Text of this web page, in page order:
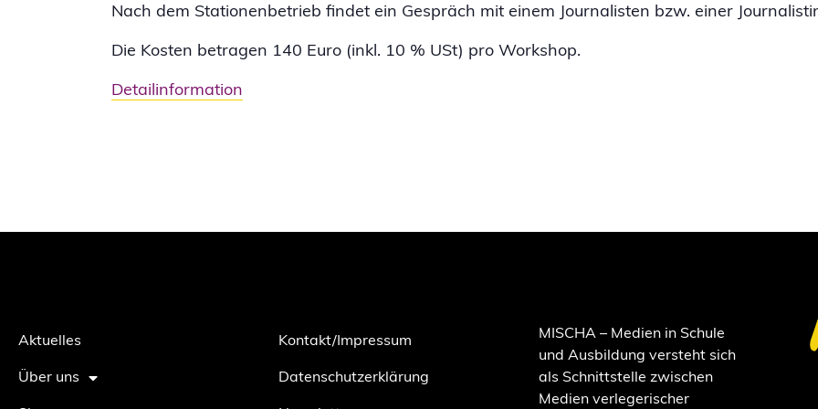
Nach dem Stationenbetrieb findet ein Gespräch mit einem Journalisten bzw. einer
Die Kosten betragen 140 Euro (inkl. 10 % USt) pro Workshop.
Detailinformation
Aktuelles
Über uns
Kontakt/Impressum
Datenschutzerklärung
MISCHA – Medien in Schule
und Ausbildung versteht sich
als Schnittstelle zwischen
Medien verlegerischer